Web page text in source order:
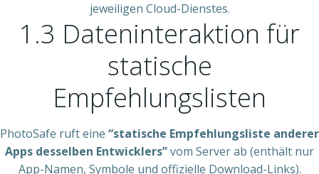
jeweiligen Cloud-Dienstes.
1.3 Dateninteraktion für
statische
Empfehlungslisten
PhotoSafe ruft eine “statische Empfehlungsliste anderer
Apps desselben Entwicklers”vom Server ab (enthält nur
App-Namen, Symbole und offizielle Download-Links).